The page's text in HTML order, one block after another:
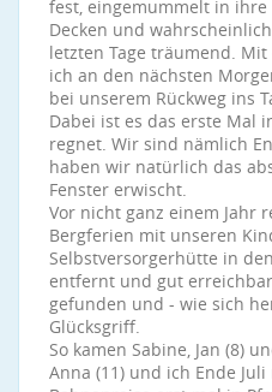
fest, eingemummelt in
Decken und
letzten Tage träumend.
ich an den nächsten
bei unserem Rückweg ins
Dabei ist es das erste Mal
regnet. Wir sind nämlich
haben wir natürlich das
Fenster erwischt.
Vor nicht ganz einem Jahr
Bergferien mit unseren
Selbstversorgerhütte in
entfernt und gut
gefunden und - wie sich
Glücksgriff.
So kamen Sabine, Jan (8)
Anna (11) und ich Ende